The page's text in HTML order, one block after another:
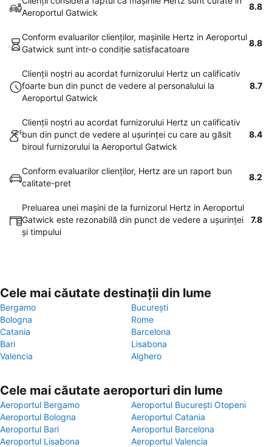
Aeroportul Gatwick
8.8
Conform evaluarilor clienţilor, maşinile Hertz in Aeroportul
Gatwick sunt intr-o condiţie satisfacatoare
8.8
Clienţii noştri au acordat furnizorului Hertz un calificativ
foarte bun din punct de vedere al personalului la
Aeroportul Gatwick
8.7
Clienţii noştri au acordat furnizorului Hertz un calificativ
bun din punct de vedere al uşurinţei cu care au găsit
biroul furnizorului la Aeroportul Gatwick
8.4
Conform evaluarilor clienţilor, Hertz are un raport bun
calitate-pret
8.2
Preluarea unei maşini de la furnizorul Hertz in Aeroportul
Gatwick este rezonabilă din punct de vedere a uşurinţei
şi timpului
7.8
Cele mai căutate destinații din lume
Bergamo
București
Bologna
Rome
Catania
Barcelona
Bari
Lisabona
Valencia
Alghero
Cele mai căutate aeroporturi din lume
Aeroportul Bergamo
Aeroportul București Otopeni
Aeroportul Bologna
Aeroportul Catania
Aeroportul Bari
Aeroportul Barcelona
Aeroportul Lisabona
Aeroportul Valencia